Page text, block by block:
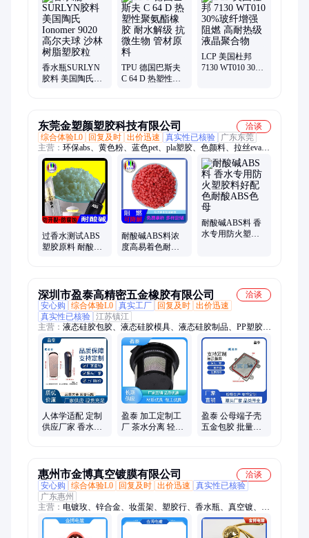
香水瓶SURLYN
胶料 美国陶氏
TPU 德国巴斯夫
C 64 D 热塑性聚
LCP 美国杜邦
7130 WT010 30%
东莞金塑颜塑胶科技有限公司
洽谈
综合体验L0
回复及时 出价迅速 真实性已核验
广东东莞
主营： 环保abs、黄色粉、蓝色pet、pla塑胶、色颜料、拉丝eva、
绿色tpu、荧光粉、绿颜料、pet珠光、pet吹瓶、蜡色粉、塑料
abs、兰色母、abs母料、蓝色tpu、专用pvc、tpu无卤、无纺布、
色纺纱、abs注塑、tpu增韧、pet高光、发泡eva、半成品
过香水测试ABS
塑胶原料 耐酸碱
耐酸碱ABS料浓
度高易着色耐腐
耐酸碱ABS料 香
水专用防火塑胶
深圳市盈泰高精密五金橡胶有限公司
洽谈
安心购
综合体验L0 真实工厂 回复及时 出价迅速
真实性已核验 江苏镇江
主营： 液态硅胶包胶、液态硅胶模具、液态硅胶制品、PP塑胶配
件、ABS塑胶外壳、小型电器塑胶产品、液态硅胶防水密封件、
LSR硅胶产品、注塑包胶、二次注塑包硅胶、五金包胶结构件、
注塑模具、PE塑料垫片、液态硅胶包铝合金件、液态硅胶包注塑
件、注塑加工、双色注塑件、开模生产、模具设计与加工、迷你
硅胶外壳、液态硅胶包不锈钢件、液体硅胶O圈
人体学适配 定制
供应厂家 香水瓶
盈泰 加工定制工
厂 茶水分离 轻量
盈泰 公母端子壳
五金包胶 批量制
惠州市金博真空镀膜有限公司
洽谈
安心购
综合体验L0 回复及时 出价迅速
真实性已核验
广东惠州
主营： 电镀玫、锌合金、妆蛋架、塑胶行、香水瓶、真空镀、铝
合金、新能源、玩具车、精油瓶、修眉刀、装饰条、滑板车、家
电电、汽车制、空电镀、推剪器、内饰件、粉饼盒、品饰品、睫